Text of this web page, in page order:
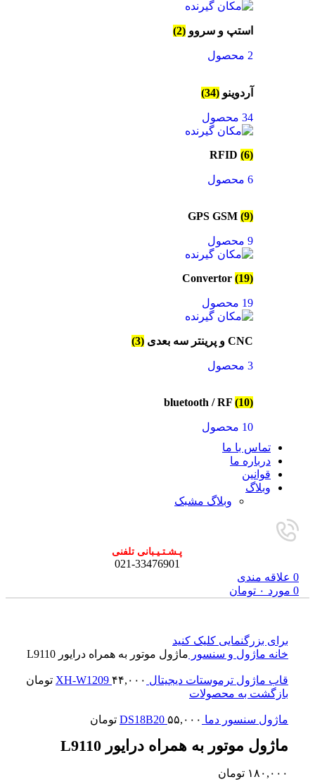
استپ و سروو (2)
2 محصول
آردوینو (34)
34 محصول
RFID (6)
6 محصول
GPS GSM (9)
9 محصول
Convertor (19)
19 محصول
CNC و پرینتر سه بعدی (3)
3 محصول
bluetooth / RF (10)
10 محصول
تماس با ما
درباره ما
قوانین
وبلاگ
وبلاگ مشبک
پـشـتـیـبانی تلفنی
021-33476901
0 علاقه مندی
0 مورد ۰ تومان
برای بزرگنمایی کلیک کنید
خانه ماژول و سنسور ماژول موتور به همراه درایور L9110
قاب ماژول ترموستات دیجیتال XH-W1209 ۴۴,۰۰۰
تومان
بازگشت به محصولات
ماژول سنسور دما DS18B20 ۵۵,۰۰۰ تومان
ماژول موتور به همراه درایور L9110
۱۸۰,۰۰۰ تومان